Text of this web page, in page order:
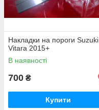
Накладки на пороги Suzuki
Vitara 2015+
В наявності
700 ₴
Купити